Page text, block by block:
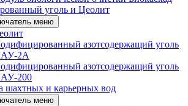
уголь и Цеолит
меню
азотсодержащий уголь
2А
азотсодержащий уголь
200
шахтных и карьерных вод
меню